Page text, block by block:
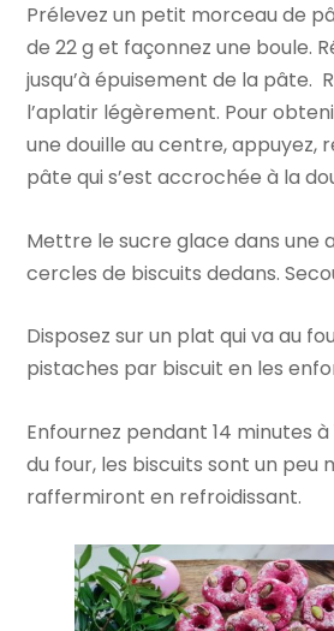
Prélevez un petit morceau de
de 22 g et façonnez une boule.
jusqu’à épuisement de la pâte.
l’aplatir légèrement. Pour
une douille au centre, appuyez,
pâte qui s’est accrochée à la
Mettre le sucre glace dans une
cercles de biscuits dedans.
Disposez sur un plat qui va au
pistaches par biscuit en les
Enfournez pendant 14 minutes à
du four, les biscuits sont un peu
raffermiront en refroidissant.